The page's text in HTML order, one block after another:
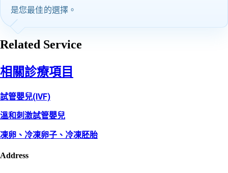
是您最佳的選擇。
Related Service
相關診療項目
試管嬰兒(IVF)
溫和刺激試管嬰兒
凍卵、冷凍卵子、冷凍胚胎
Address